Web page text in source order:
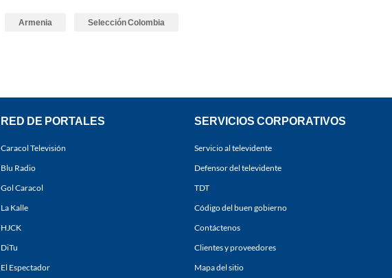
Armenia Selección Colombia
RED DE PORTALES
Caracol Televisión
Blu Radio
Gol Caracol
La Kalle
HJCK
DiTu
El Espectador
SERVICIOS CORPORATIVOS
Servicio al televidente
Defensor del televidente
TDT
Código del buen gobierno
Contáctenos
Clientes y proveedores
Mapa del sitio